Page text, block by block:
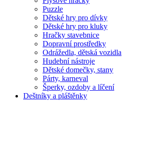
Puzzle
Dětské hry pro dívky
Dětské hry pro kluky
Hračky stavebnice
Dopravní prostředky
Odrážedla, dětská vozidla
Hudební nástroje
Dětské domečky, stany
Párty, karneval
Šperky, ozdoby a líčení
Deštníky a pláštěnky